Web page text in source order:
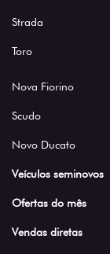
Strada
Toro
Nova Fiorino
Scudo
Novo Ducato
Veículos seminovos
Ofertas do mês
Vendas diretas